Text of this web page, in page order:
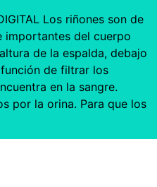
Los riñones son de
importantes del cuerpo
de la espalda, debajo
de filtrar los
en la sangre.
por la orina. Para que los